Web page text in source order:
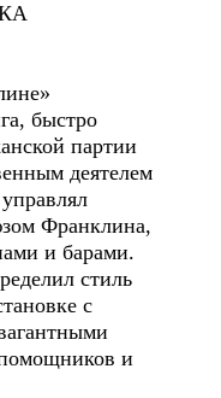
быстро
партии
деятелем
Франклина,
и барами.
стиль
с
и